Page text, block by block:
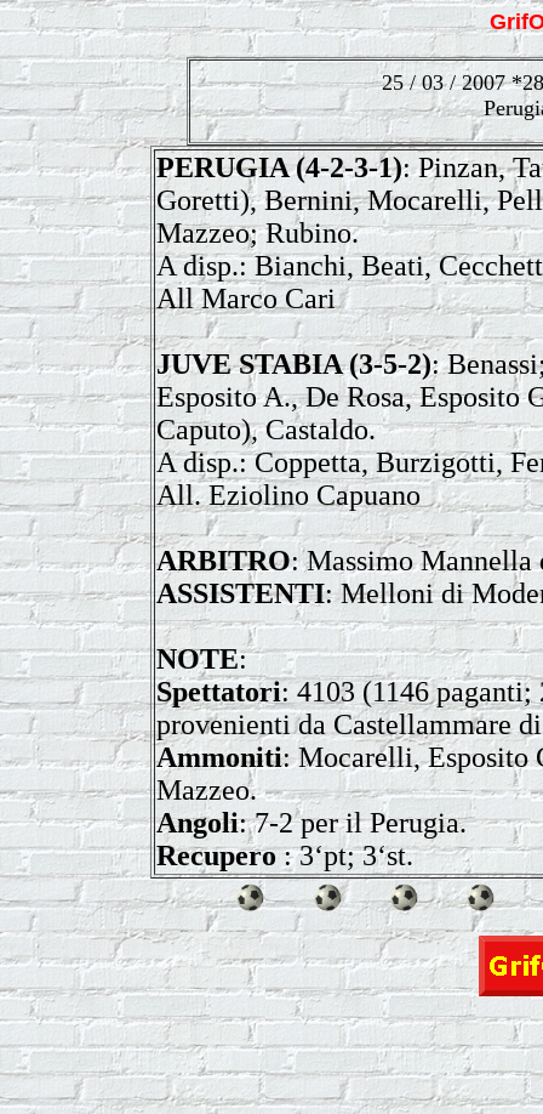
25/ 03 / 2007 *28
PERUGIA (4-2-3-1): Pinzan,
Goretti), Bernini, Mocarelli,
Mazzeo; Rubino.
A disp.: Bianchi, Beati,
All Marco Cari
JUVE STABIA (3-5-2):
Esposito A., De Rosa, Esposito
Caputo), Castaldo.
A disp.: Coppetta, Burzigotti,
All. Eziolino Capuano
ARBITRO: Massimo Mannella
ASSISTENTI: Melloni di
NOTE:
Spettatori: 4103 (1146
provenienti da Castellammare
Ammoniti: Mocarelli, Esposito
Mazzeo.
Angoli: 7-2 per il Perugia.
Recupero: 3‘pt; 3‘st.